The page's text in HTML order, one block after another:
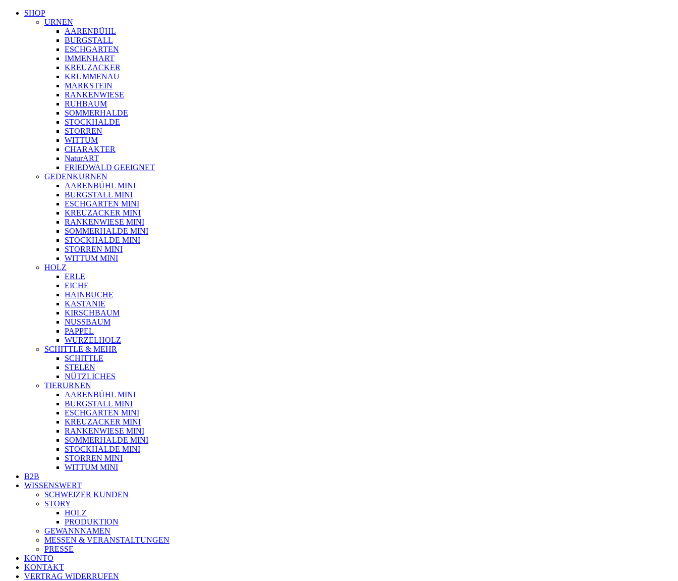
SHOP
URNEN
AARENBÜHL
BURGSTALL
ESCHGARTEN
IMMENHART
KREUZACKER
KRUMMENAU
MARKSTEIN
RANKENWIESE
RUHBAUM
SOMMERHALDE
STOCKHALDE
STORREN
WITTUM
CHARAKTER
NaturART
FRIEDWALD GEEIGNET
GEDENKURNEN
AARENBÜHL MINI
BURGSTALL MINI
ESCHGARTEN MINI
KREUZACKER MINI
RANKENWIESE MINI
SOMMERHALDE MINI
STOCKHALDE MINI
STORREN MINI
WITTUM MINI
HOLZ
ERLE
EICHE
HAINBUCHE
KASTANIE
KIRSCHBAUM
NUSSBAUM
PAPPEL
WURZELHOLZ
SCHITTLE & MEHR
SCHITTLE
STELEN
NÜTZLICHES
TIERURNEN
AARENBÜHL MINI
BURGSTALL MINI
ESCHGARTEN MINI
KREUZACKER MINI
RANKENWIESE MINI
SOMMERHALDE MINI
STOCKHALDE MINI
STORREN MINI
WITTUM MINI
B2B
WISSENSWERT
SCHWEIZER KUNDEN
STORY
HOLZ
PRODUKTION
GEWANNNAMEN
MESSEN & VERANSTALTUNGEN
PRESSE
KONTO
KONTAKT
VERTRAG WIDERRUFEN